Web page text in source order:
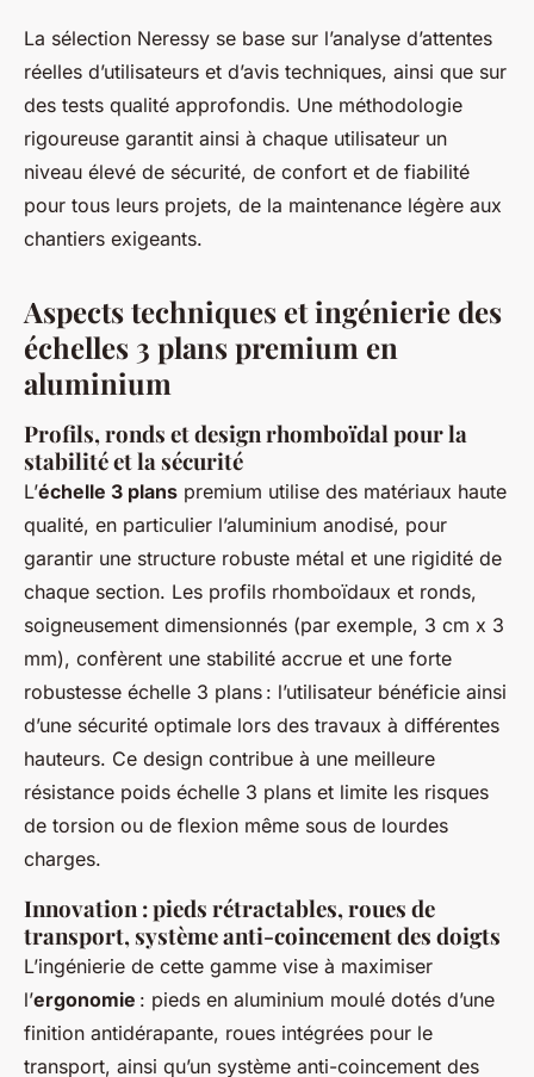
La sélection Neressy se base sur l’analyse d’attentes
réelles d’utilisateurs et d’avis techniques, ainsi que sur
des tests qualité approfondis. Une méthodologie
rigoureuse garantit ainsi à chaque utilisateur un
niveau élevé de sécurité, de confort et de fiabilité
pour tous leurs projets, de la maintenance légère aux
chantiers exigeants.
Aspects techniques et ingénierie des
échelles 3 plans premium en
aluminium
Profils, ronds et design rhomboïdal pour la
stabilité et la sécurité
L’échelle 3 plans premium utilise des matériaux haute
qualité, en particulier l’aluminium anodisé, pour
garantir une structure robuste métal et une rigidité de
chaque section. Les profils rhomboïdaux et ronds,
soigneusement dimensionnés (par exemple, 3 cm x 3
mm), confèrent une stabilité accrue et une forte
robustesse échelle 3 plans : l’utilisateur bénéficie ainsi
d’une sécurité optimale lors des travaux à différentes
hauteurs. Ce design contribue à une meilleure
résistance poids échelle 3 plans et limite les risques
de torsion ou de flexion même sous de lourdes
charges.
Innovation : pieds rétractables, roues de
transport, système anti-coincement des doigts
L’ingénierie de cette gamme vise à maximiser
l’ergonomie : pieds en aluminium moulé dotés d’une
finition antidérapante, roues intégrées pour le
transport, ainsi qu’un système anti-coincement des